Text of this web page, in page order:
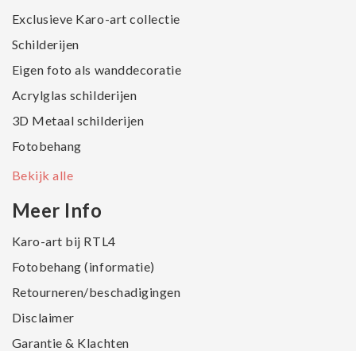
Exclusieve Karo-art collectie
Schilderijen
Eigen foto als wanddecoratie
Acrylglas schilderijen
3D Metaal schilderijen
Fotobehang
Bekijk alle
Meer Info
Karo-art bij RTL4
Fotobehang (informatie)
Retourneren/beschadigingen
Disclaimer
Garantie & Klachten